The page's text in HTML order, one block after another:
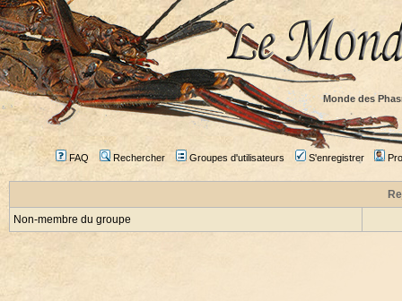
Monde des
FAQ Rechercher Groupes d'utilisateurs S'enregistrer
Non-membre du groupe